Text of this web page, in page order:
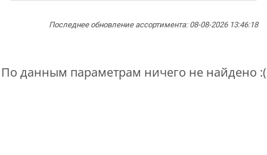
Последнее обновление ассортимента: 08-08-2026 13:46:18
По данным параметрам ничего не найдено :(